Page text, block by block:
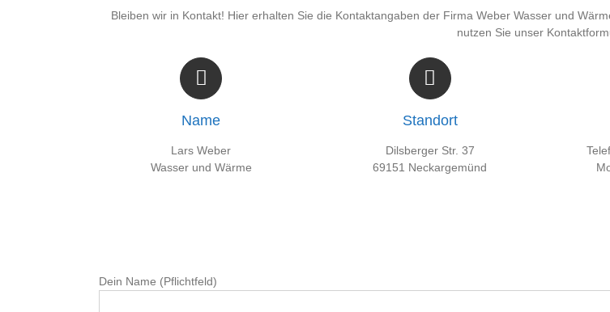
Bleiben wir in Kontakt! Hier erhalten Sie die Kontaktangaben der Firma Weber Wasser und
nutzen Sie unser
Name
Lars Weber
Wasser und Wärme
Standort
Dilsberger Str. 37
69151 Neckargemünd
Dein Name (Pflichtfeld)